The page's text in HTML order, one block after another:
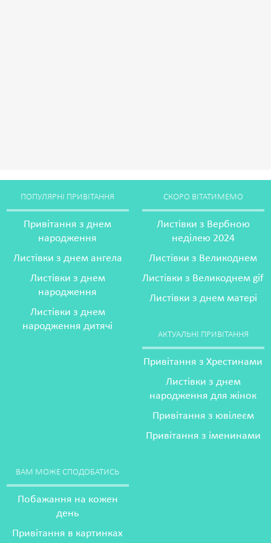
ПОПУЛЯРНІ ПРИВІТАННЯ
Привітання з днем
народження
Листівки з днем ангела
Листівки з днем
народження
Листівки з днем
народження дитячі
СКОРО ВІТАТИМЕМО
Листівки з Вербною
неділею 2024
Листівки з Великоднем
Листівки з Великоднем gif
Листівки з днем матері
АКТУАЛЬНІ ПРИВІТАННЯ
Привітання з Хрестинами
Листівки з днем
народження для жінок
Привітання з ювілеєм
Привітання з іменинами
ВАМ МОЖЕ СПОДОБАТИСЬ
Побажання на кожен
день
Привітання в картинках